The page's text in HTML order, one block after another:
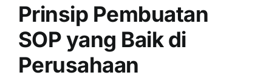
Prinsip Pembuatan
SOP yang Baik di
Perusahaan